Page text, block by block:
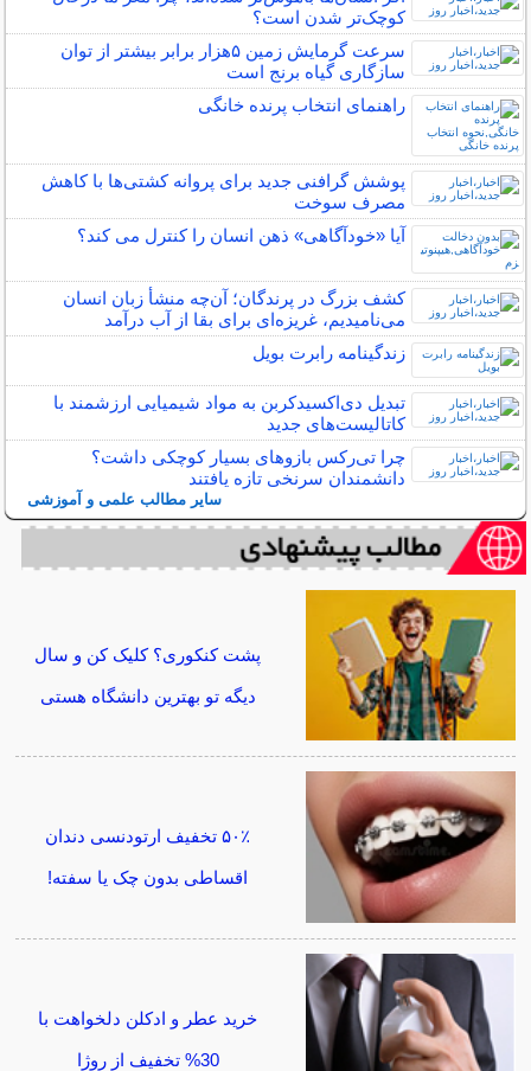
کوچک‌تر شدن است؟
سرعت گرمایش زمین ۵هزار برابر بیشتر از توان
سازگاری گیاه برنج است
راهنمای انتخاب پرنده خانگی
پوشش گرافنی جدید برای پروانه کشتی‌ها با کاهش
مصرف سوخت
آیا «خودآگاهی» ذهن انسان را کنترل می کند؟
کشف بزرگ در پرندگان؛ آن‌چه منشأ زبان انسان
می‌نامیدیم، غریزه‌ای برای بقا از آب درآمد
زندگینامه رابرت بویل
تبدیل دی‌اکسیدکربن به مواد شیمیایی ارزشمند با
کاتالیست‌های جدید
چرا تی‌رکس بازوهای بسیار کوچکی داشت؟
دانشمندان سرنخی تازه یافتند
سایر مطالب علمی و آموزشی
پشت کنکوری؟ کلیک کن و سال
دیگه تو بهترین دانشگاه هستی
۵۰٪ تخفیف ارتودنسی دندان
اقساطی بدون چک یا سفته!
خرید عطر و ادکلن دلخواهت با
30% تخفیف از روژا